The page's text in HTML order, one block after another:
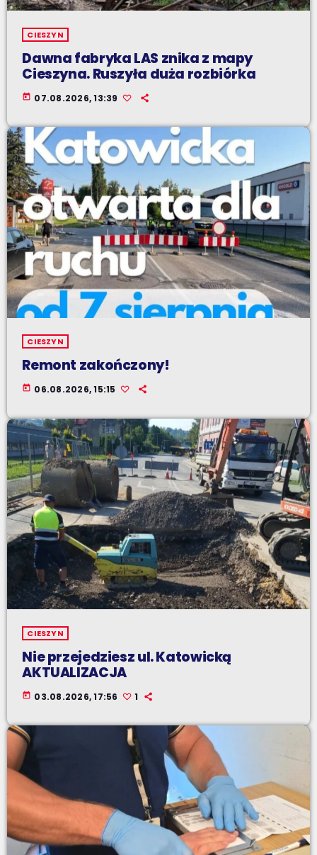
CIESZYN
Dawna fabryka LAS znika z mapy
Cieszyna. Ruszyła duża rozbiórka
today 07.08.2026, 13:39
CIESZYN
Remont zakończony!
today 06.08.2026, 15:15
CIESZYN
Nie przejedziesz ul. Katowicką
AKTUALIZACJA
today 03.08.2026, 17:56 1